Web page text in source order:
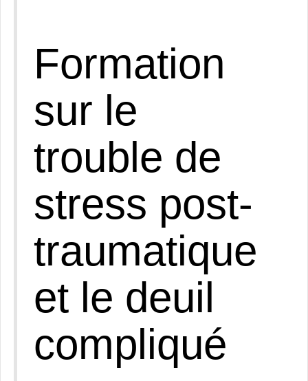
Formation
sur le
trouble de
stress post-
traumatique
et le deuil
compliqué